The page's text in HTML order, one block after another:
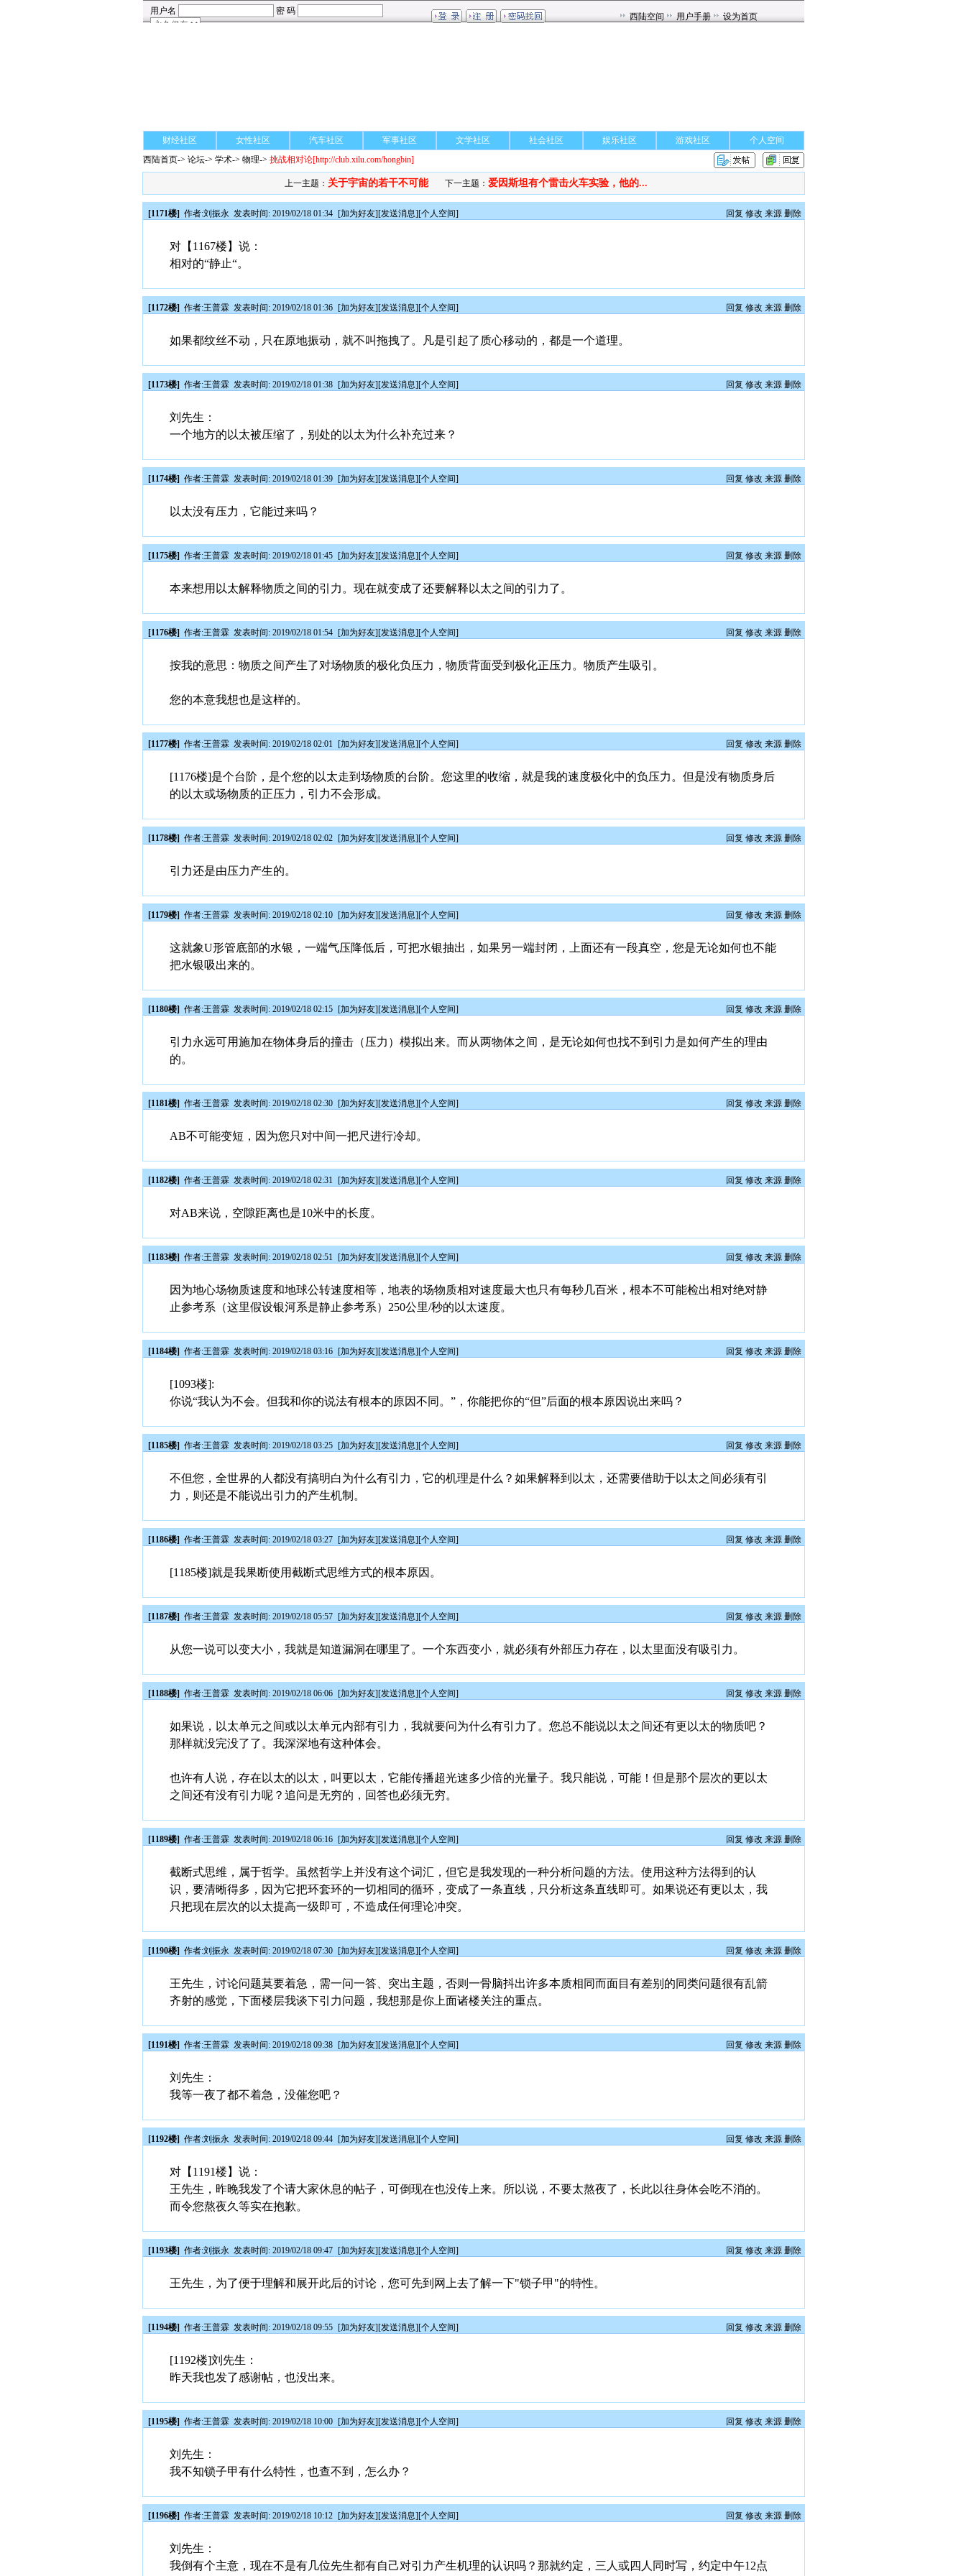
财经社区 女性社区 汽车社区 军事社区 文学社区 社会社区 娱乐社区 游戏社区
个人空间
西陆首页-> 论坛-> 学术-> 物理-> 挑战相对论[http://club.xilu.com/hongbin]
上一主题： 关于宇宙的若干不可能 下一主题：爱因斯坦有个雷击火车实验，他的...
[1171楼] 作者:刘振永 发表时间: 2019/02/18 01:34 [加为好友][发送消息][个人空间] 回复 修改 来源 删除
对【1167楼】说：
相对的“静止“。
[1172楼] 作者:王普霖 发表时间: 2019/02/18 01:36 [加为好友][发送消息][个人空间] 回复 修改 来源 删除
如果都纹丝不动，只在原地振动，就不叫拖拽了。凡是引起了质心移动的，都是一个道理。
[1173楼] 作者:王普霖 发表时间: 2019/02/18 01:38 [加为好友][发送消息][个人空间] 回复 修改 来源 删除
刘先生：
一个地方的以太被压缩了，别处的以太为什么补充过来？
[1174楼] 作者:王普霖 发表时间: 2019/02/18 01:39 [加为好友][发送消息][个人空间] 回复 修改 来源 删除
以太没有压力，它能过来吗？
[1175楼] 作者:王普霖 发表时间: 2019/02/18 01:45 [加为好友][发送消息][个人空间] 回复 修改 来源 删除
本来想用以太解释物质之间的引力。现在就变成了还要解释以太之间的引力了。
[1176楼] 作者:王普霖 发表时间: 2019/02/18 01:54 [加为好友][发送消息][个人空间] 回复 修改 来源 删除
按我的意思：物质之间产生了对场物质的极化负压力，物质背面受到极化正压力。物质产生吸引。
您的本意我想也是这样的。
[1177楼] 作者:王普霖 发表时间: 2019/02/18 02:01 [加为好友][发送消息][个人空间] 回复 修改 来源 删除
[1176楼]是个台阶，是个您的以太走到场物质的台阶。您这里的收缩，就是我的速度极化中的负压力。但是没有物质身后
的以太或场物质的正压力，引力不会形成。
[1178楼] 作者:王普霖 发表时间: 2019/02/18 02:02 [加为好友][发送消息][个人空间] 回复 修改 来源 删除
引力还是由压力产生的。
[1179楼] 作者:王普霖 发表时间: 2019/02/18 02:10 [加为好友][发送消息][个人空间] 回复 修改 来源 删除
这就象U形管底部的水银，一端气压降低后，可把水银抽出，如果另一端封闭，上面还有一段真空，您是无论如何也不能
把水银吸出来的。
[1180楼] 作者:王普霖 发表时间: 2019/02/18 02:15 [加为好友][发送消息][个人空间] 回复 修改 来源 删除
引力永远可用施加在物体身后的撞击（压力）模拟出来。而从两物体之间，是无论如何也找不到引力是如何产生的理由
的。
[1181楼] 作者:王普霖 发表时间: 2019/02/18 02:30 [加为好友][发送消息][个人空间] 回复 修改 来源 删除
AB不可能变短，因为您只对中间一把尺进行冷却。
[1182楼] 作者:王普霖 发表时间: 2019/02/18 02:31 [加为好友][发送消息][个人空间] 回复 修改 来源 删除
对AB来说，空隙距离也是10米中的长度。
[1183楼] 作者:王普霖 发表时间: 2019/02/18 02:51 [加为好友][发送消息][个人空间] 回复 修改 来源 删除
因为地心场物质速度和地球公转速度相等，地表的场物质相对速度最大也只有每秒几百米，根本不可能检出相对绝对静
止参考系（这里假设银河系是静止参考系）250公里/秒的以太速度。
[1184楼] 作者:王普霖 发表时间: 2019/02/18 03:16 [加为好友][发送消息][个人空间] 回复 修改 来源 删除
[1093楼]:
你说“我认为不会。但我和你的说法有根本的原因不同。”，你能把你的“但”后面的根本原因说出来吗？
[1185楼] 作者:王普霖 发表时间: 2019/02/18 03:25 [加为好友][发送消息][个人空间] 回复 修改 来源 删除
不但您，全世界的人都没有搞明白为什么有引力，它的机理是什么？如果解释到以太，还需要借助于以太之间必须有引
力，则还是不能说出引力的产生机制。
[1186楼] 作者:王普霖 发表时间: 2019/02/18 03:27 [加为好友][发送消息][个人空间] 回复 修改 来源 删除
[1185楼]就是我果断使用截断式思维方式的根本原因。
[1187楼] 作者:王普霖 发表时间: 2019/02/18 05:57 [加为好友][发送消息][个人空间] 回复 修改 来源 删除
从您一说可以变大小，我就是知道漏洞在哪里了。一个东西变小，就必须有外部压力存在，以太里面没有吸引力。
[1188楼] 作者:王普霖 发表时间: 2019/02/18 06:06 [加为好友][发送消息][个人空间] 回复 修改 来源 删除
如果说，以太单元之间或以太单元内部有引力，我就要问为什么有引力了。您总不能说以太之间还有更以太的物质吧？
那样就没完没了了。我深深地有这种体会。
也许有人说，存在以太的以太，叫更以太，它能传播超光速多少倍的光量子。我只能说，可能！但是那个层次的更以太
之间还有没有引力呢？追问是无穷的，回答也必须无穷。
[1189楼] 作者:王普霖 发表时间: 2019/02/18 06:16 [加为好友][发送消息][个人空间] 回复 修改 来源 删除
截断式思维，属于哲学。虽然哲学上并没有这个词汇，但它是我发现的一种分析问题的方法。使用这种方法得到的认
识，要清晰得多，因为它把环套环的一切相同的循环，变成了一条直线，只分析这条直线即可。如果说还有更以太，我
只把现在层次的以太提高一级即可，不造成任何理论冲突。
[1190楼] 作者:刘振永 发表时间: 2019/02/18 07:30 [加为好友][发送消息][个人空间] 回复 修改 来源 删除
王先生，讨论问题莫要着急，需一问一答、突出主题，否则一骨脑抖出许多本质相同而面目有差别的同类问题很有乱箭
齐射的感觉，下面楼层我谈下引力问题，我想那是你上面诸楼关注的重点。
[1191楼] 作者:王普霖 发表时间: 2019/02/18 09:38 [加为好友][发送消息][个人空间] 回复 修改 来源 删除
刘先生：
我等一夜了都不着急，没催您吧？
[1192楼] 作者:刘振永 发表时间: 2019/02/18 09:44 [加为好友][发送消息][个人空间] 回复 修改 来源 删除
对【1191楼】说：
王先生，昨晚我发了个请大家休息的帖子，可倒现在也没传上来。所以说，不要太熬夜了，长此以往身体会吃不消的。
而令您熬夜久等实在抱歉。
[1193楼] 作者:刘振永 发表时间: 2019/02/18 09:47 [加为好友][发送消息][个人空间] 回复 修改 来源 删除
王先生，为了便于理解和展开此后的讨论，您可先到网上去了解一下"锁子甲"的特性。
[1194楼] 作者:王普霖 发表时间: 2019/02/18 09:55 [加为好友][发送消息][个人空间] 回复 修改 来源 删除
[1192楼]刘先生：
昨天我也发了感谢帖，也没出来。
[1195楼] 作者:王普霖 发表时间: 2019/02/18 10:00 [加为好友][发送消息][个人空间] 回复 修改 来源 删除
刘先生：
我不知锁子甲有什么特性，也查不到，怎么办？
[1196楼] 作者:王普霖 发表时间: 2019/02/18 10:12 [加为好友][发送消息][个人空间] 回复 修改 来源 删除
刘先生：
我倒有个主意，现在不是有几位先生都有自己对引力产生机理的认识吗？那就约定，三人或四人同时写，约定中午12点